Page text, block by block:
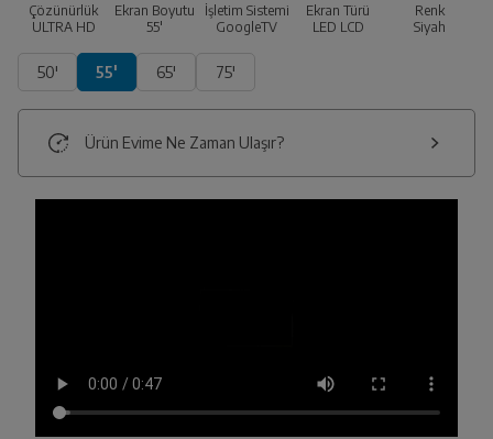
Çözünürlük
ULTRA HD
Ekran Boyutu
55'
İşletim Sistemi
GoogleTV
Ekran Türü
LED LCD
Renk
Siyah
50' 55' 65' 75'
Ürün Evime Ne Zaman Ulaşır?